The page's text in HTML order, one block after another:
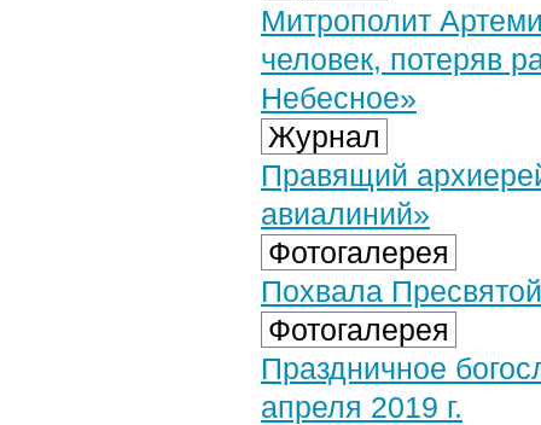
Митрополит
человек, потеряв
Небесное»
Журнал
Правящий
авиалиний»
Фотогалерея
Похвала
Фотогалерея
Праздничное
апреля 2019 г.